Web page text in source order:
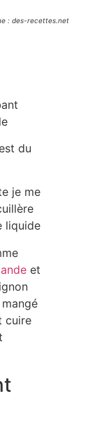
: des-recettes.net
du
je me
liquide
et
cuire